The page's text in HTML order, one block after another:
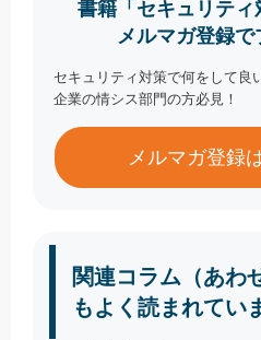
書籍「セキュリティ
メルマガ登録で
セキュリティ対策で何をして良
企業の情シス部門の方必見！
メルマガ登録
関連コラム（あわ
もよく読まれてい